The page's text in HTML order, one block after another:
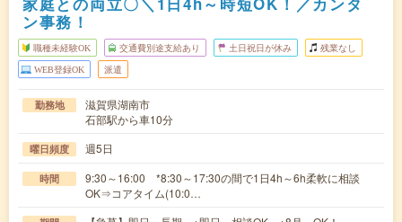
ン事務！
職種未経験OK 交通費別途支給あり 土日祝日が休み 残業なし
WEB登録OK 派遣
勤務地
滋賀県湖南市
石部駅から車10分
曜日頻度 週5日
時間
9:30～16:00 *8:30～17:30の間で1日4h～6h柔軟に相談
OK⇒コアタイム(10:0…